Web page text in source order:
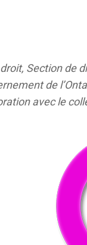
Section de
de
avec le